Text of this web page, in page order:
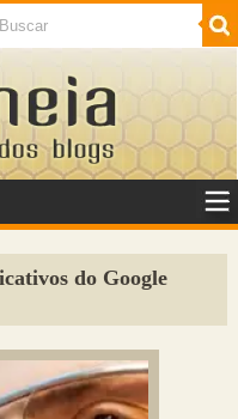
SaÃºde
do Google